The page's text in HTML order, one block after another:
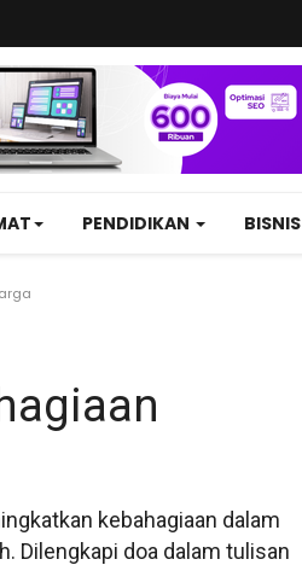
PENDIDIKAN BISNIS
kebahagiaan dalam
Dilengkapi doa dalam tulisan